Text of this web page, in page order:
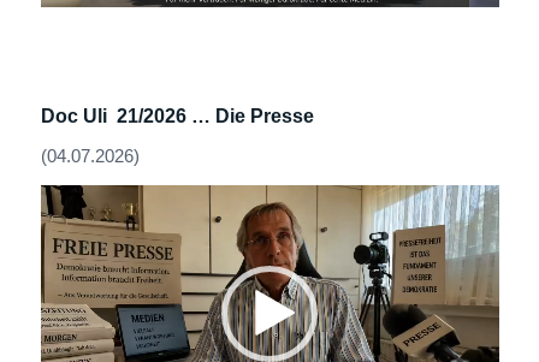
Doc Uli 21/2026 … Die Presse
(04.07.2026)